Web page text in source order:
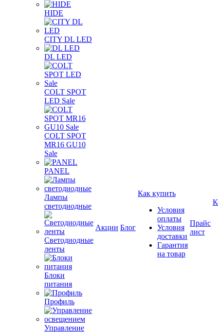
HIDE
CITY DL LED
DL LED
COLT SPOT
LED Sale
COLT SPOT
MR16 GU10
Sale
PANEL
Лампы
светодиодные
Светодиодные
ленты
Блоки
питания
Профиль
Управление
Акции Блог
Как купить
Условия
оплаты
Условия
доставки
Гарантия
на товар
Прайс
лист